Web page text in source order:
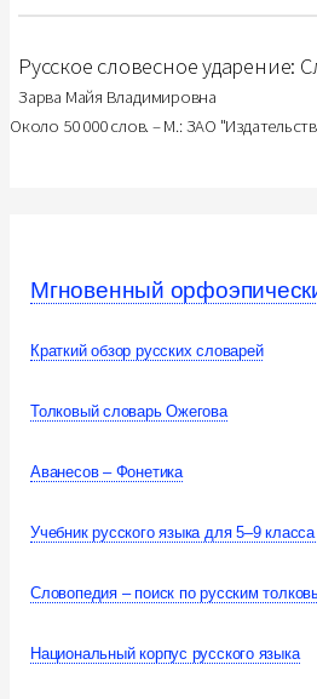
Русское словесное ударение:
Зарва Майя Владимировна
Около 50 000 слов. – М.: ЗАО
Мгновенный
Краткий обзор русских словарей
Толковый словарь Ожегова
Аванесов – Фонетика
Учебник русского языка для 5–9
Словопедия – поиск по русским
Национальный корпус русского языка